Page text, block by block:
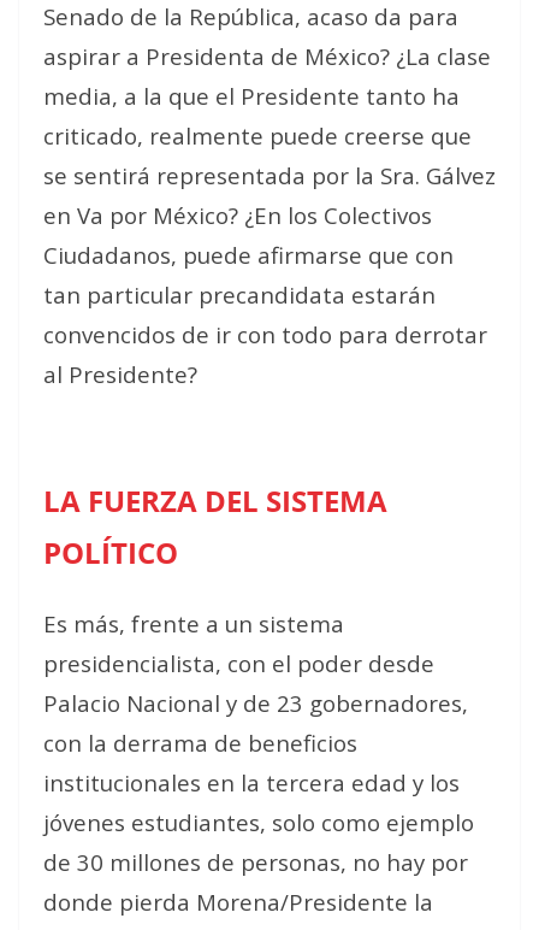
Senado de la República, acaso da para
aspirar a Presidenta de México? ¿La clase
media, a la que el Presidente tanto ha
criticado, realmente puede creerse que
se sentirá representada por la Sra. Gálvez
en Va por México? ¿En los Colectivos
Ciudadanos, puede afirmarse que con
tan particular precandidata estarán
convencidos de ir con todo para derrotar
al Presidente?
LA FUERZA DEL SISTEMA
POLÍTICO
Es más, frente a un sistema
presidencialista, con el poder desde
Palacio Nacional y de 23 gobernadores,
con la derrama de beneficios
institucionales en la tercera edad y los
jóvenes estudiantes, solo como ejemplo
de 30 millones de personas, no hay por
donde pierda Morena/Presidente la